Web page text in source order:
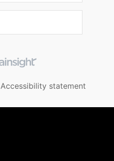
Accessibility statement